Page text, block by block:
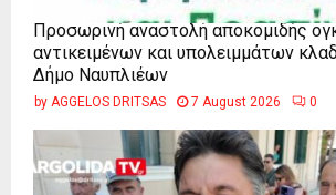
Προσωρινή αναστολή αποκομιδής
αντικειμένων και υπολειμμάτων
Δήμο Ναυπλιέων
by AGGELOS DRITSAS 7 August 2026 0